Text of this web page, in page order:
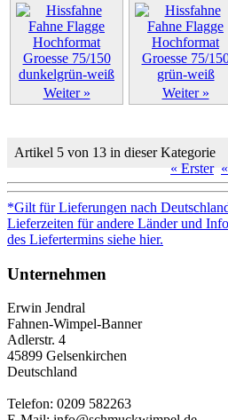
Weiter » Weiter »
Artikel 5 von 13 in dieser Kategorie
« Erster
*Gilt für Lieferungen nach
Lieferzeiten für andere Länder und
des Liefertermins siehe hier.
Unternehmen
Erwin Jendral
Fahnen-Wimpel-Banner
Adlerstr. 4
45899 Gelsenkirchen
Deutschland
Telefon: 0209 582263